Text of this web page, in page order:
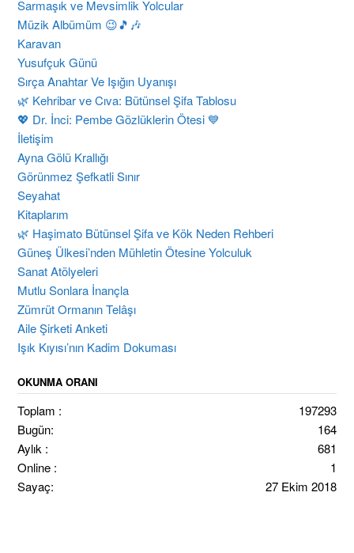
Sarmaşık ve Mevsimlik Yolcular
Müzik Albümüm 😉🎵🎶
Karavan
Yusufçuk Günü
Sırça Anahtar Ve Işığın Uyanışı
​🌿 Kehribar ve Cıva: Bütünsel Şifa Tablosu
💖 Dr. İnci: Pembe Gözlüklerin Ötesi 💙
İletişim
Ayna Gölü Krallığı
Görünmez Şefkatli Sınır
Seyahat
Kitaplarım
🌿 Haşimato Bütünsel Şifa ve Kök Neden Rehberi
Güneş Ülkesi’nden Mühletin Ötesine Yolculuk
Sanat Atölyeleri
Mutlu Sonlara İnançla
Zümrüt Ormanın Telâşı
Aile Şirketi Anketi
Işık Kıyısı’nın Kadim Dokuması
OKUNMA ORANI
197293
Toplam :
164
Bugün:
681
Aylık :
1
Online :
27 Ekim 2018
Sayaç: